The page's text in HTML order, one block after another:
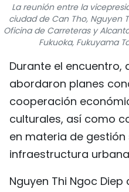
中文
La reunión entre la
ciudad de Can Tho, Nguyen
Oficina de Carreteras y
Fukuoka, Fukuyama
Durante el encuentro,
abordaron planes
cooperación
culturales, así como
en materia de
infraestructura
Nguyen Thi Ngoc